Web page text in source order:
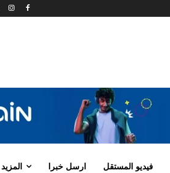
فيديو المستقل ارسل خبرا المزيد